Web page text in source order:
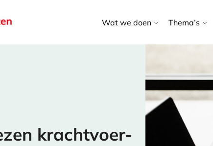
Wat we doen Thema’s
krachtvoer-